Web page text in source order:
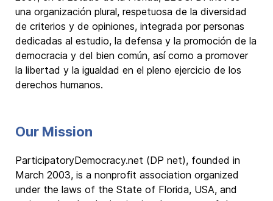
una organización plural, respetuosa de la diversidad
de criterios y de opiniones, integrada por personas
dedicadas al estudio, la defensa y la promoción de la
democracia y del bien común, así como a promover
la libertad y la igualdad en el pleno ejercicio de los
derechos humanos.
Our Mission
ParticipatoryDemocracy.net (DP net), founded in
March 2003, is a nonprofit association organized
under the laws of the State of Florida, USA, and